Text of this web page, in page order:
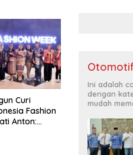
Curi
Fashion
Anton:
Ini adalah
dengan
mudah